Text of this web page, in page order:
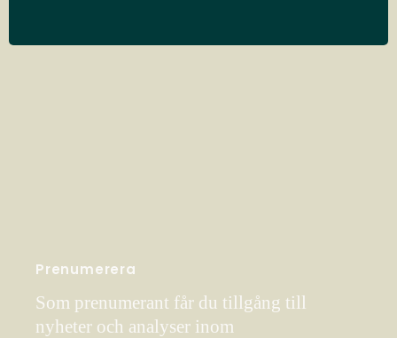
Prenumerera
Som prenumerant får du tillgång till
nyheter och analyser inom